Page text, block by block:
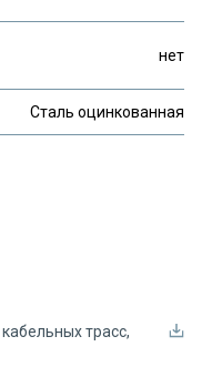
нет
Сталь оцинкованная
трасс,